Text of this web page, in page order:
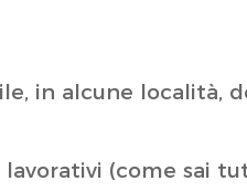
in alcune località,
(come sai